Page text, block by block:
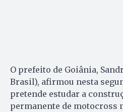
O prefeito de Goiânia,
Brasil), afirmou nesta
pretende estudar a
permanente de motocross